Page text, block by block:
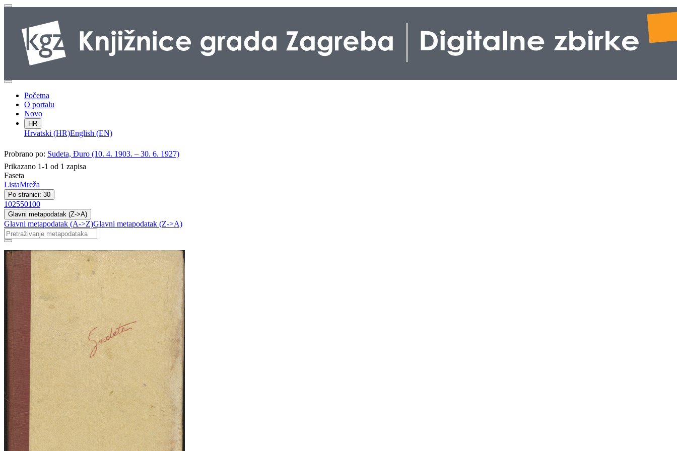
Početna
O portalu
Novo
HR
Hrvatski (HR)English (EN)
Probrano po: Sudeta, Đuro (10. 4. 1903. – 30. 6. 1927)
Prikazano 1-1 od 1 zapisa
Faseta
ListaMreža
Po stranici: 30
102550100
Glavni metapodatak (Z->A)
Glavni metapodatak (A->Z)Glavni metapodatak (Z->A)